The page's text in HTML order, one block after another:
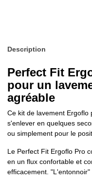
Description
Perfect Fit
pour un
agréable
Ce kit de lavement Ergoflo
s'enlever en quelques
ou simplement pour le
Le Perfect Fit Ergoflo Pro
en un flux confortable et
efficacement.